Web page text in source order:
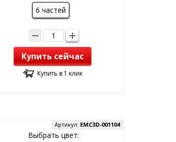
6 частей
Купить сейчас
Купить в 1 клик
Артикул: EMC3D-001104
Выбрать цвет: